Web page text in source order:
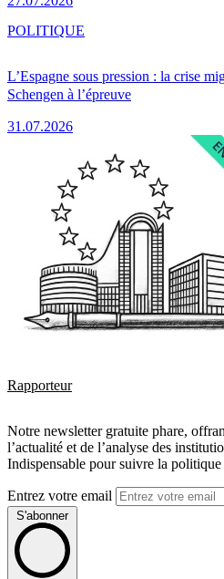
L’Espagne sous pression : la crise
Schengen à l’épreuve
31.07.2026
POLITIQUE
Rapporteur
Notre newsletter gratuite phare,
l’actualité et de l’analyse des
Indispensable pour suivre la politique
Entrez votre email
S'abonner